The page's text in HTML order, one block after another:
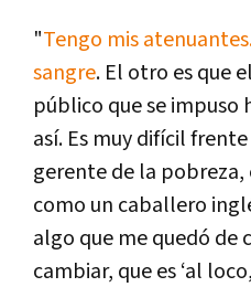
"Tengo mis
sangre. El otro es que
público que se impuso
así. Es muy difícil
gerente de la
como un caballero
algo que me quedó de
cambiar, que es ‘al